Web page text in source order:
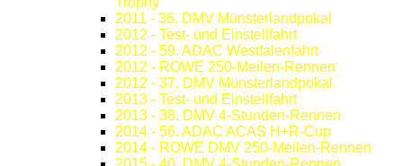
2011 - 36. DMV Münsterlandpokal
2012 - Test- und Einstellfahrt
2012 - 59. ADAC Westfalenfahrt
2012 - ROWE 250-Meilen-Rennen
2012 - 37. DMV Münsterlandpokal
2013 - Test- und Einstellfahrt
2013 - 38. DMV 4-Stunden-Rennen
2014 - 56. ADAC ACAS H+R-Cup
2014 - ROWE DMV 250-Meilen-Rennen